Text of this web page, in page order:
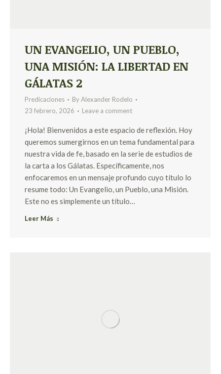
UN EVANGELIO, UN PUEBLO,
UNA MISIÓN: LA LIBERTAD EN
GÁLATAS 2
Predicaciones ByAlexander Rodelo
23 febrero, 2026
Leave a comment
¡Hola! Bienvenidos a este espacio de reflexión. Hoy
queremos sumergirnos en un tema fundamental para
nuestra vida de fe, basado en la serie de estudios de
la carta a los Gálatas. Específicamente, nos
enfocaremos en un mensaje profundo cuyo título lo
resume todo: Un Evangelio, un Pueblo, una Misión.
Este no es simplemente un título…
Leer Más